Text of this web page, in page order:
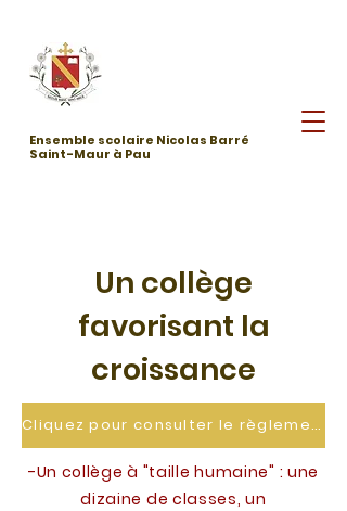
Ensemble scolaire Nicolas Barré
Saint-Maur à Pau
Un collège
favorisant la
croissance
Cliquez pour consulter le règlement intérieur Collège
-Un collège à "taille humaine" : une
dizaine de classes, un